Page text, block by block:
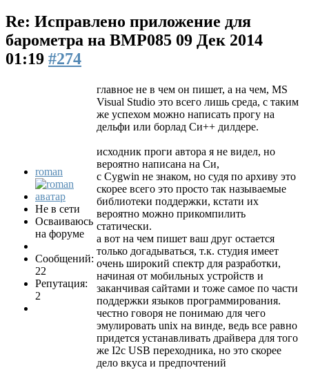
Re: Исправлено приложение для
барометра на BMP085 09 Дек 2014
01:19 #274
roman
Не в сети
Осваиваюсь
на форуме
Сообщений:
22
Репутация:
2
главное не в чем он пишет, а на чем, MS
Visual Studio это всего лишь среда, с таким
же успехом можно написать прогу на
дельфи или борлад Си++ дилдере.
исходник проги автора я не видел, но
вероятно написана на Си,
с Cygwin не знаком, но судя по архиву это
скорее всего это просто так называемые
библиотеки поддержки, кстати их
вероятно можно прикомпилить
статически.
а вот на чем пишет ваш друг остается
только догадываться, т.к. студия имеет
очень широкий спектр для разработки,
начиная от мобильных устройств и
заканчивая сайтами и тоже самое по части
поддержки языков программирования.
честно говоря не понимаю для чего
эмулировать unix на винде, ведь все равно
придется устанавливать драйвера для того
же I2c USB переходника, но это скорее
дело вкуса и предпочтений